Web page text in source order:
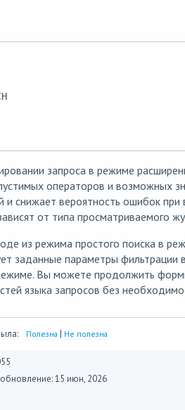
запроса в режиме
операторов и возможных
и снижает вероятность ошибок
от типа просматриваемого
из режима простого поиска в
заданные параметры фильтрации
Вы можете продолжить
языка запросов без
Полезна | Не полезна
15 июн, 2026